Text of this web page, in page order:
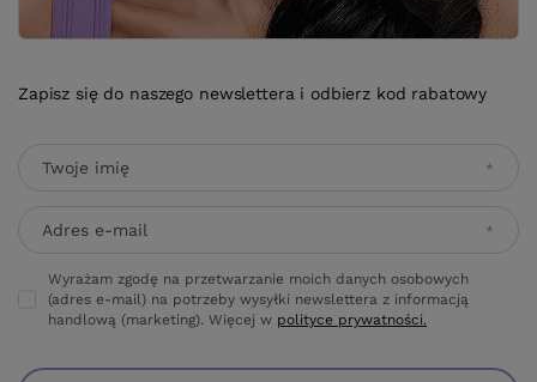
Zapisz się do naszego newslettera i odbierz kod rabatowy
Twoje imię
Adres e-mail
Wyrażam zgodę na przetwarzanie moich danych osobowych
(adres e-mail) na potrzeby wysyłki newslettera z informacją
handlową (marketing). Więcej w polityce prywatności.